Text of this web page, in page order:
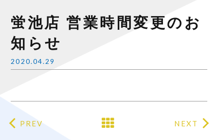
蛍池店 営業時間変更のお
知らせ
2020.04.29
PREV NEXT